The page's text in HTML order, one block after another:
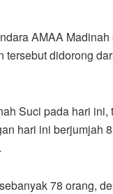
AMAA
didorong
Suci pada hari
hari ini berjumjah
78 orang,